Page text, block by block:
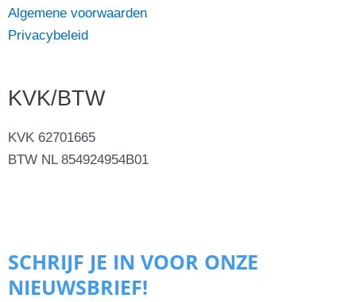
Algemene voorwaarden
Privacybeleid
KVK/BTW
KVK 62701665
BTW NL 854924954B01
SCHRIJF JE IN VOOR ONZE
NIEUWSBRIEF!